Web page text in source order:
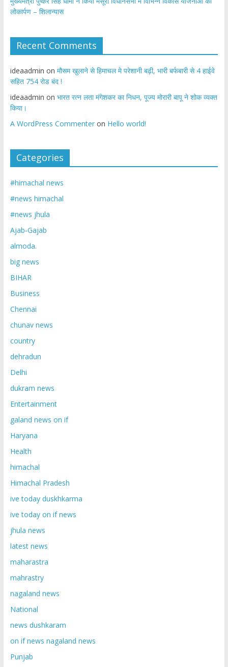
लोकार्पण – शिलान्यास
Recent Comments
ideaadmin on मौसम खुलाने से हिमाचल मे परेशानी बढ़ी, भारी बर्फबारी से 4 हाईवे
सहित 754 रोड बंद !
ideaadmin on भारत रत्न लता मंगेशकर का निधन, पूज्य मोरारी बापू ने शोक व्यक्त
किया।
A WordPress Commenteron Hello world!
Categories
#himachal news
#news himachal
#news jhula
Ajab-Gajab
almoda.
big news
BIHAR
Business
Chennai
chunav news
country
dehradun
Delhi
dukram news
Entertainment
galand news on if
Haryana
Health
himachal
Himachal Pradesh
ive today duskhkarma
ive today on if news
jhula news
latest news
maharastra
mahrastry
nagaland news
National
news dushkaram
on if news nagaland news
Punjab